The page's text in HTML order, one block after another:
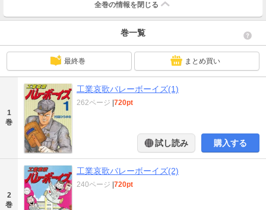
全巻の情報を 閉じる
巻一覧
最終巻 まとめ買い
1
巻
工業哀歌バレーボーイズ(1)
262ページ 720pt
試し読み 購入する
2
巻
工業哀歌バレーボーイズ(2)
240ページ 720pt